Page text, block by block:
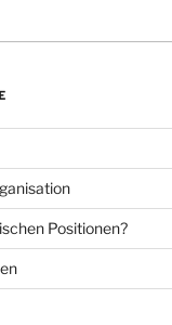
Positionen?